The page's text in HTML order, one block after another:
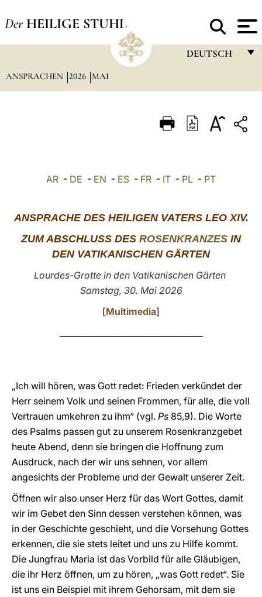
Der HEILIGE STUHL
DEUTSCH
ITALIANO
POLSKI
العربيّة
中文
LATINE
ANSPRACHEN 2026 MAI
AR - DE - EN - ES - FR - IT - PL - PT
ANSPRACHE DES HEILIGEN VATERS LEO XIV.
ZUM ABSCHLUSS DES ROSENKRANZES IN
DEN VATIKANISCHEN GÄRTEN
Lourdes-Grotte in den Vatikanischen Gärten
Samstag, 30. Mai 2026
[Multimedia]
„Ich will hören, was Gott redet: Frieden verkündet der
Herr seinem Volk und seinen Frommen, für alle, die voll
Vertrauen umkehren zu ihm“ (vgl. Ps 85,9). Die Worte
des Psalms passen gut zu unserem Rosenkranzgebet
heute Abend, denn sie bringen die Hoffnung zum
Ausdruck, nach der wir uns sehnen, vor allem
angesichts der Probleme und der Gewalt unserer Zeit.
Öffnen wir also unser Herz für das Wort Gottes, damit
wir im Gebet den Sinn dessen verstehen können, was
in der Geschichte geschieht, und die Vorsehung Gottes
erkennen, die sie stets leitet und uns zu Hilfe kommt.
Die Jungfrau Maria ist das Vorbild für alle Gläubigen,
die ihr Herz öffnen, um zu hören, „was Gott redet“. Sie
ist uns ein Beispiel mit ihrem Gehorsam, mit dem sie